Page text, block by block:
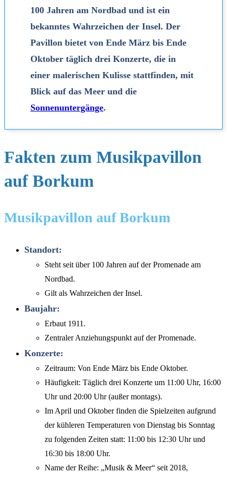
100 Jahren am Nordbad und ist ein
bekanntes Wahrzeichen der Insel. Der
Pavillon bietet von Ende März bis Ende
Oktober täglich drei Konzerte, die in
einer malerischen Kulisse stattfinden, mit
Blick auf das Meer und die
Sonnenuntergänge.
Fakten zum Musikpavillon
auf Borkum
Musikpavillon auf Borkum
Standort:
Steht seit über 100 Jahren auf der Promenade am
Nordbad.
Gilt als Wahrzeichen der Insel.
Baujahr:
Erbaut 1911.
Zentraler Anziehungspunkt auf der Promenade.
Konzerte:
Zeitraum: Von Ende März bis Ende Oktober.
Häufigkeit: Täglich drei Konzerte um 11:00 Uhr, 16:00
Uhr und 20:00 Uhr (außer montags).
Im April und Oktober finden die Spielzeiten aufgrund
der kühleren Temperaturen von Dienstag bis Sonntag
zu folgenden Zeiten statt: 11:00 bis 12:30 Uhr und
16:30 bis 18:00 Uhr.
Name der Reihe: „Musik & Meer“ seit 2018,